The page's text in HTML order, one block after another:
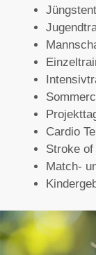
Cardio
Stroke
Match-